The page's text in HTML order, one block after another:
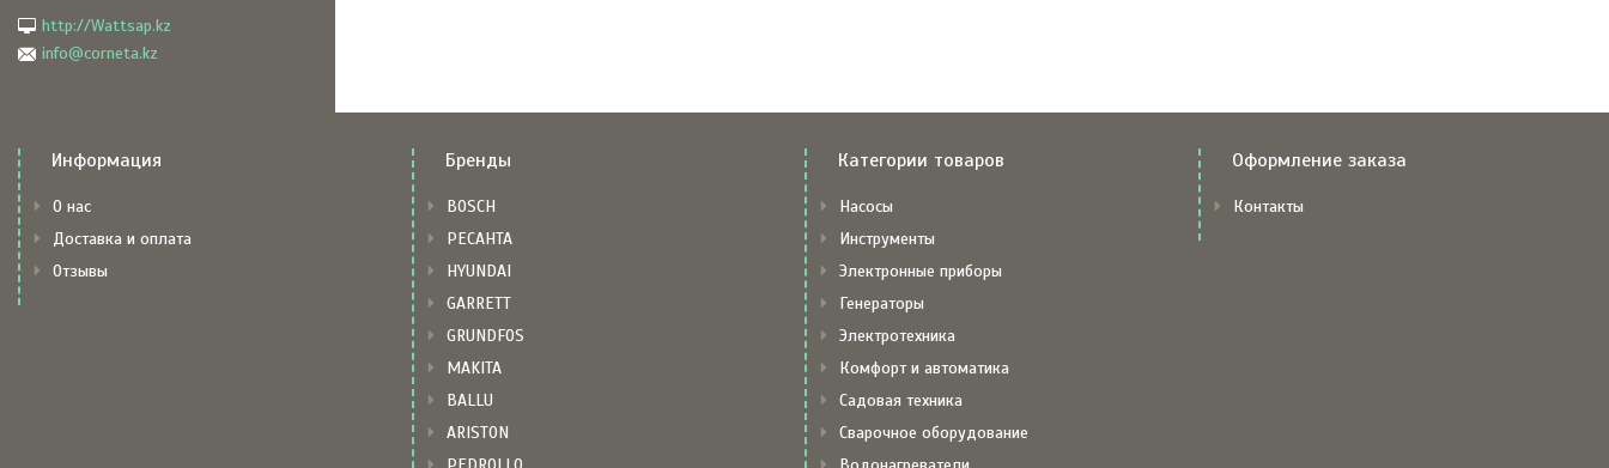
http://Wattsap.kz
info@corneta.kz
Информация
О нас
Доставка и оплата
Отзывы
Бренды
BOSCH
РЕСАНТА
HYUNDAI
GARRETT
GRUNDFOS
MAKITA
BALLU
ARISTON
Категории товаров
Насосы
Инструменты
Электронные приборы
Генераторы
Электротехника
Комфорт и автоматика
Садовая техника
Сварочное оборудование
Оформление заказа
Контакты